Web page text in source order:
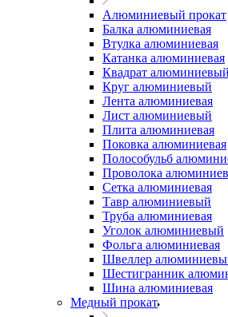
Алюминиевый прокат
Балка алюминиевая
Втулка алюминиевая
Катанка алюминиевая
Квадрат алюминиевый
Круг алюминиевый
Лента алюминиевая
Лист алюминиевый
Плита алюминиевая
Поковка алюминиевая
Полособульб
Проволока
Сетка алюминиевая
Тавр алюминиевый
Труба алюминиевая
Уголок алюминиевый
Фольга алюминиевая
Швеллер
Шестигранник
Шина алюминиевая
Медный прокат